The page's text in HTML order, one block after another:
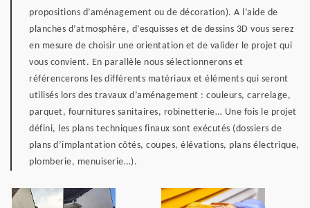
propositions d’aménagement ou de décoration). A l’aide de
planches d’atmosphère, d’esquisses et de dessins 3D vous serez
en mesure de choisir une orientation et de valider le projet qui
vous convient. En parallèle nous sélectionnerons et
référencerons les différents matériaux et éléments qui seront
utilisés lors des travaux d’aménagement : couleurs, carrelage,
parquet, fournitures sanitaires, robinetterie… Une fois le projet
défini, les plans techniques finaux sont exécutés (dossiers de
plans d’implantation côtés, coupes, élévations, plans électrique,
plomberie, menuiserie…).